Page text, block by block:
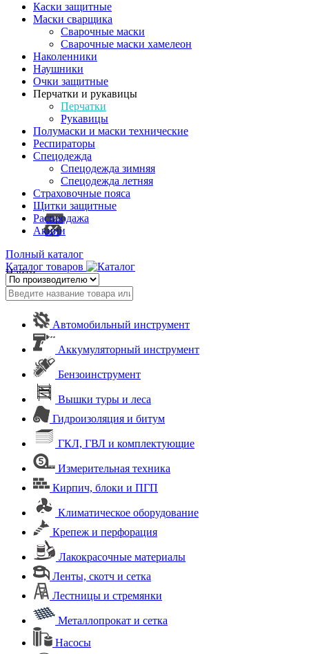
Каски защитные
Маски сварщика
Сварочные маски
Сварочные маски хамелеон
Наколенники
Наушники
Очки защитные
Перчатки и рукавицы
Перчатки
Рукавицы
Полумаски и маски технические
Респираторы
Спецодежда
Спецодежда зимняя
Спецодежда летняя
Страховочные пояса
Щитки защитные
Распродажа
Акции
Полный каталог
Каталог товаров
Найти
Автомобильный инструмент
Аккумуляторный инструмент
Бензоинструмент
Вышки туры и леса
Гидроизоляция и битум
ГКЛ, ГВЛ и комплектующие
Измерительная техника
Кирпич, блоки и ПГП
Климатическое оборудование
Крепеж и перфорация
Лакокрасочные материалы
Ленты, скотч и сетка
Лестницы и стремянки
Металлопрокат и сетка
Насосы